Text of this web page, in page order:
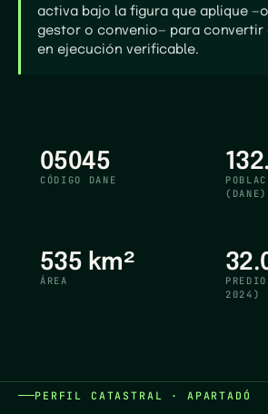
activa bajo la figura que aplique
gestor o convenio— para convertir
en ejecución verificable.
05045
CÓDIGO DANE
(DANE)
535 km²
ÁREA
2024)
PERFIL CATASTRAL · APARTADÓ